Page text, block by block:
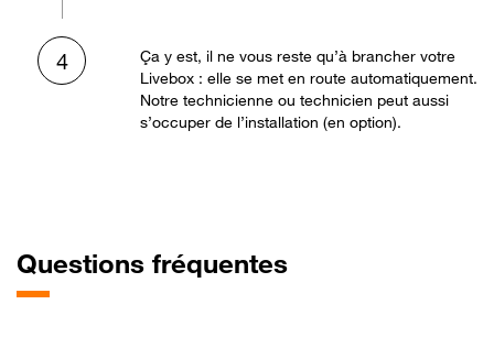
4
Ça y est, il ne vous reste qu’à brancher votre
Livebox : elle se met en route automatiquement.
Notre technicienne ou technicien peut aussi
s’occuper de l’installation (en option).
Questions fréquentes